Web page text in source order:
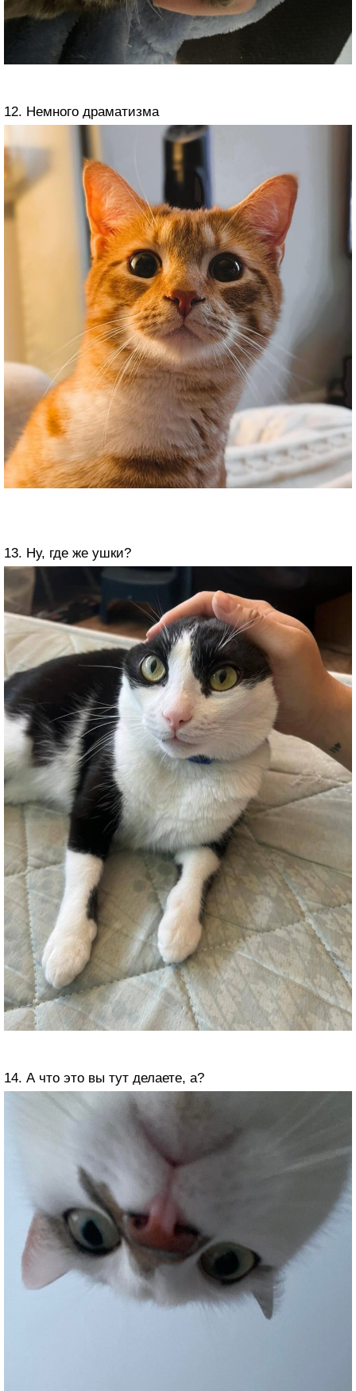
12. Немного драматизма
13. Ну, где же ушки?
14. А что это вы тут делаете, а?